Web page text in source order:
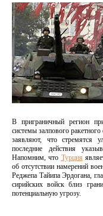
В приграничный регион
системы залпового
заявляют, что стремятся
последние действия
Напомним, что Турция
об отсутствии намерений
Реджепа Тайипа Эрдогана,
сирийских войск близ
потенциальную угрозу.